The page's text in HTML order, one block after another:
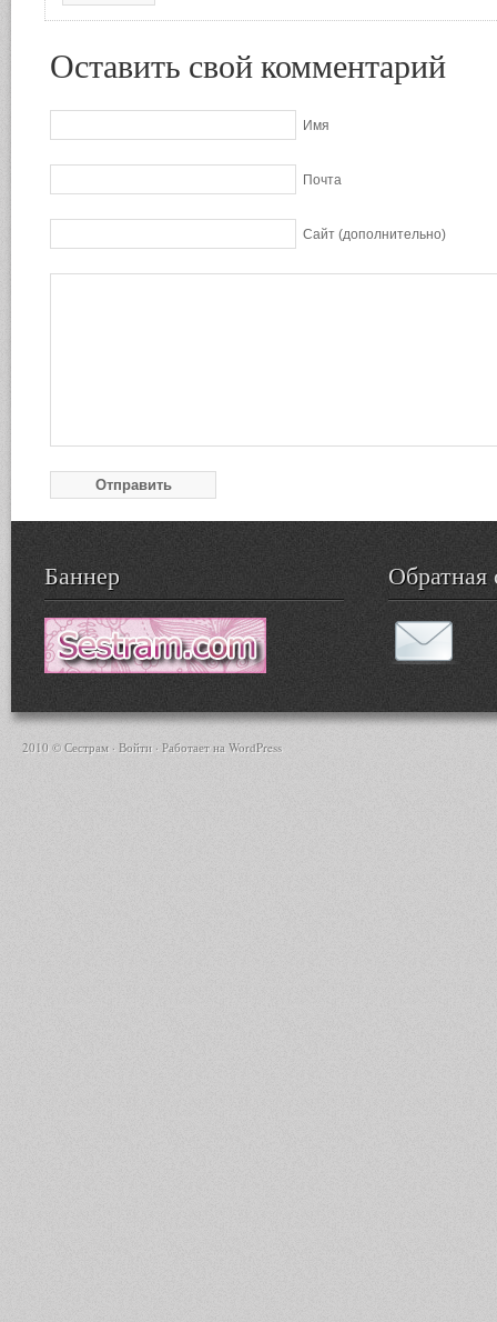
Оставить свой комментарий
Имя
Почта
Сайт (дополнительно)
Баннер Обратная
2010 © Сестрам · Войти · Работает на WordPress